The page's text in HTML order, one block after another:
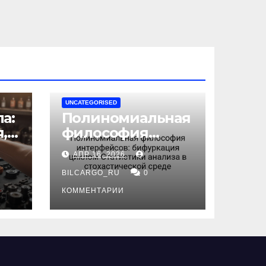
UNCATEGORISED
Полиномиальная
философия
интерфейсов:
бифуркация
циклом
Статистики
анализа в
среде
АПР 16, 2026
BILCARGO_RU 0
КОММЕНТАРИИ